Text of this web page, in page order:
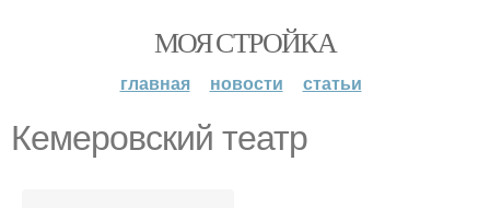
МОЯ СТРОЙКА
главная новости статьи
Кемеровский театр